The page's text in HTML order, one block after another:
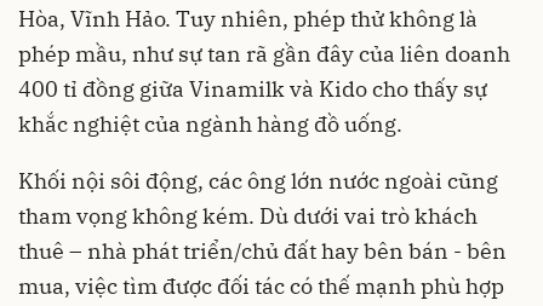
Hòa, Vĩnh Hảo. Tuy nhiên, phép thử không là
phép mầu, như sự tan rã gần đây của liên doanh
400 tỉ đồng giữa Vinamilk và Kido cho thấy sự
khắc nghiệt của ngành hàng đồ uống.
Khối nội sôi động, các ông lớn nước ngoài cũng
tham vọng không kém. Dù dưới vai trò khách
thuê – nhà phát triển/chủ đất hay bên bán - bên
mua, việc tìm được đối tác có thế mạnh phù hợp